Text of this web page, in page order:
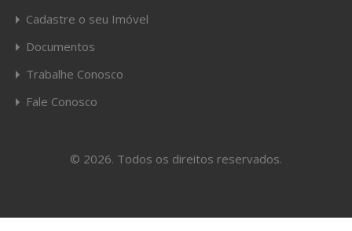
Cadastre o seu Imóvel
Documentos
Trabalhe Conosco
Fale Conosco
© 2026. Todos os direitos reservados.